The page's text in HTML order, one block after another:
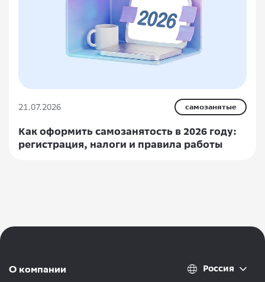
21.07.2026 самозанятые
Как оформить самозанятость в 2026 году:
регистрация, налоги и правила работы
О компании Россия